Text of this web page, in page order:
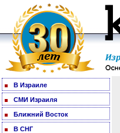
В Израиле
СМИ Израиля
Ближний Восток
В СНГ